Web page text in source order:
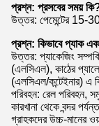
প্রশ্ন: প্রসবের সময়
উত্তর: পেমেন্টের 15-30
প্রশ্ন: কিভাবে প্যাক
উত্তর: প্যাকেজিং
(এলসিএল), কাঠের
(এলসিএল/কন্টেইনার) এ
পরিবহন: রেল পরিবহন,
কারখানা থেকে বন্দর
গ্রাহকদের উচ্চ-মানের